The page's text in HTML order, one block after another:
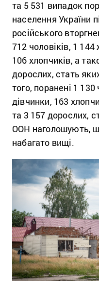
та 5 531 випадок
населення України
російського
712 чоловіків, 1
106 хлопчиків, а
дорослих, стать
того, поранені 1 130
дівчинки, 163
та 3 157 дорослих,
ООН наголошують,
набагато вищі.